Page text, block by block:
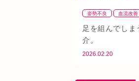
姿勢不良 血流改善
足を組んでし
介。
2026.02.20